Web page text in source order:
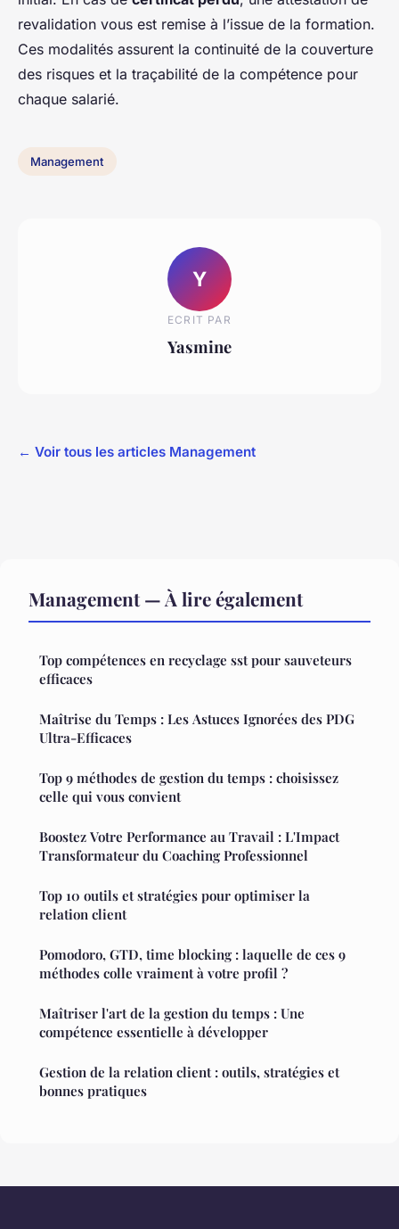
revalidation vous est remise à l’issue de la formation.
Ces modalités assurent la continuité de la couverture
des risques et la traçabilité de la compétence pour
chaque salarié.
Management
Y
ECRIT PAR
Yasmine
← Voir tous les articles Management
Management — À lire également
Top compétences en recyclage sst pour sauveteurs
efficaces
Maîtrise du Temps : Les Astuces Ignorées des PDG
Ultra-Efficaces
Top 9 méthodes de gestion du temps : choisissez
celle qui vous convient
Boostez Votre Performance au Travail : L'Impact
Transformateur du Coaching Professionnel
Top 10 outils et stratégies pour optimiser la
relation client
Pomodoro, GTD, time blocking : laquelle de ces 9
méthodes colle vraiment à votre profil ?
Maîtriser l'art de la gestion du temps : Une
compétence essentielle à développer
Gestion de la relation client : outils, stratégies et
bonnes pratiques